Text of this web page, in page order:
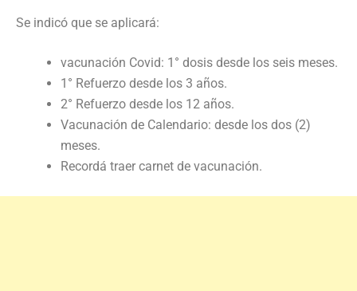
Se indicó que se aplicará:
vacunación Covid: 1° dosis desde los seis meses.
1° Refuerzo desde los 3 años.
2° Refuerzo desde los 12 años.
Vacunación de Calendario: desde los dos (2)
meses.
Recordá traer carnet de vacunación.